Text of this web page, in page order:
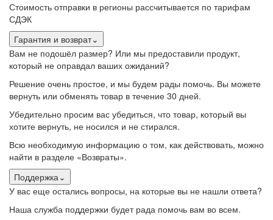
Стоимость отправки в регионы рассчитывается по тарифам
СДЭК
Гарантия и возврат⌄
Вам не подошёл размер? Или мы предоставили продукт,
который не оправдал ваших ожиданий?
Решение очень простое, и мы будем рады помочь. Вы можете
вернуть или обменять товар в течение 30 дней.
Убедительно просим вас убедиться, что товар, который вы
хотите вернуть, не носился и не стирался.
Всю необходимую информацию о том, как действовать, можно
найти в разделе «Возвраты».
Поддержка⌄
У вас еще остались вопросы, на которые вы не нашли ответа?
Наша служба поддержки будет рада помочь вам во всем.